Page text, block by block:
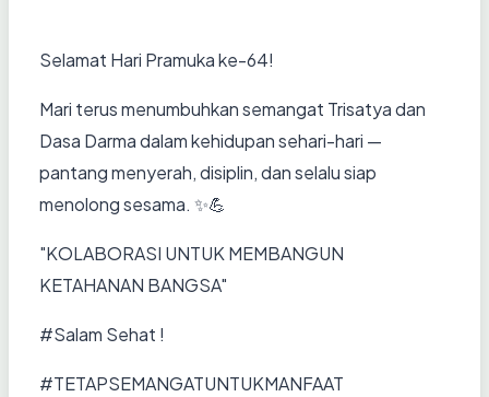
Selamat Hari Pramuka ke-64!
Mari terus menumbuhkan semangat Trisatya dan
Dasa Darma dalam kehidupan sehari-hari —
pantang menyerah, disiplin, dan selalu siap
menolong sesama. ✨💪
"KOLABORASI UNTUK MEMBANGUN
KETAHANAN BANGSA"
#Salam Sehat !
#TETAPSEMANGATUNTUKMANFAAT